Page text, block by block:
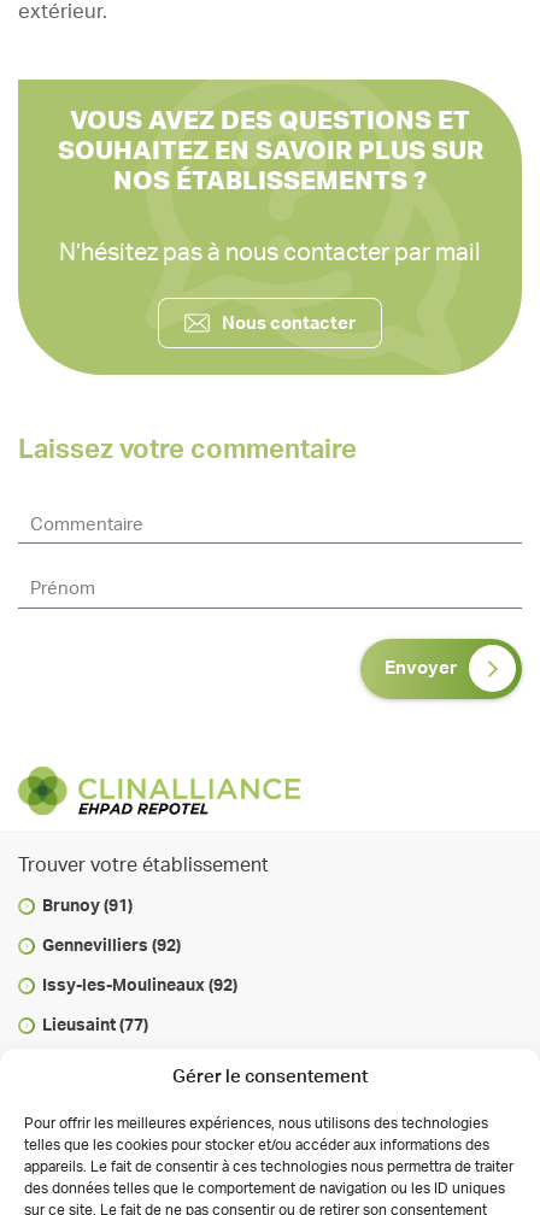
Gérer le consentement
Pour offrir les meilleures expériences, nous utilisons des technologies
telles que les cookies pour stocker et/ou accéder aux informations des
appareils. Le fait de consentir à ces technologies nous permettra de traiter
des données telles que le comportement de navigation ou les ID uniques
sur ce site. Le fait de ne pas consentir ou de retirer son consentement
extérieur.
VOUS AVEZ DES QUESTIONS ET
SOUHAITEZ EN SAVOIR PLUS SUR
NOS ÉTABLISSEMENTS ?
N’hésitez pas à nous contacter par mail
Nous contacter
Laissez votre commentaire
Envoyer
Trouver votre établissement
Brunoy (91)
Gennevilliers (92)
Issy-les-Moulineaux (92)
Lieusaint (77)
Paris Gambetta (75)
Savigny-le-Temple (77)